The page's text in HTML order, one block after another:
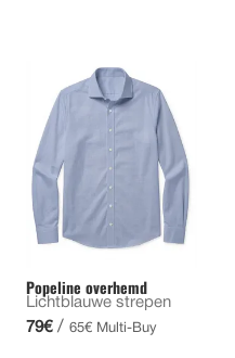
Popeline overhemd
Lichtblauwe strepen
79€ / 65€ Multi-Buy